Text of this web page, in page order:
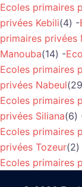
Ecoles primaires
privées Kebili(4) -
primaires privées
Manouba(14) -
Ecoles primaires
privées Nabeul
Ecoles primaires
privées Siliana(6)
Ecoles primaires
privées Tozeur
Ecoles primaires